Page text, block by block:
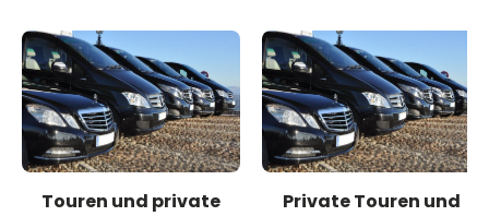
Touren und private
Private Touren und